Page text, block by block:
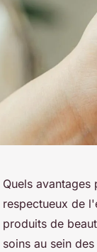
Quels
respectueux de
produits de
soins au sein